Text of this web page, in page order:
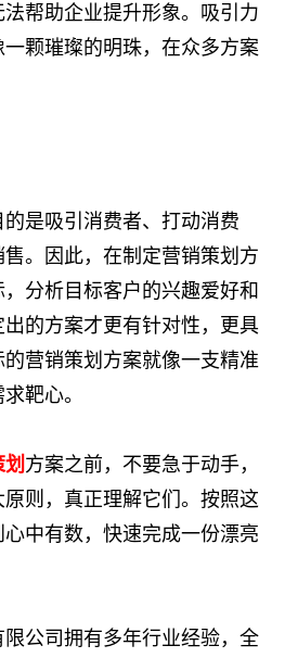
帮助企业提升形象。吸引力
颗璀璨的明珠，在众多方案
是吸引消费者、打动消费
。因此，在制定营销策划方
分析目标客户的兴趣爱好和
的方案才更有针对性，更具
营销策划方案就像一支精准
靶心。
方案之前，不要急于动手，
则，真正理解它们。按照这
中有数，快速完成一份漂亮
公司拥有多年行业经验，全